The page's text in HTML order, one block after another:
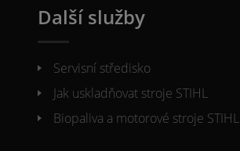
Další služby
Servisní středisko
Jak uskladňovat stroje STIHL
Biopaliva a motorové stroje STIHL